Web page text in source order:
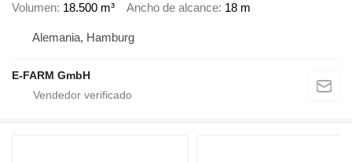
Volumen 18.500 m³ Ancho de alcance 18 m
Alemania, Hamburg
E-FARM GmbH